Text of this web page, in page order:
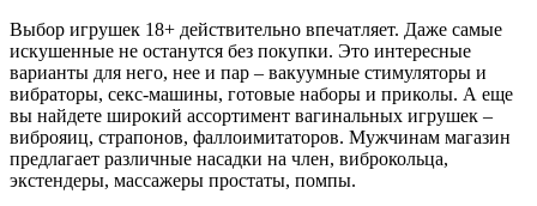
Выбор игрушек 18+ действительно впечатляет. Даже самые
искушенные не останутся без покупки. Это интересные
варианты для него, нее и пар – вакуумные стимуляторы и
вибраторы, секс-машины, готовые наборы и приколы. А еще
вы найдете широкий ассортимент вагинальных игрушек –
виброяиц, страпонов, фаллоимитаторов. Мужчинам магазин
предлагает различные насадки на член, виброкольца,
экстендеры, массажеры простаты, помпы.